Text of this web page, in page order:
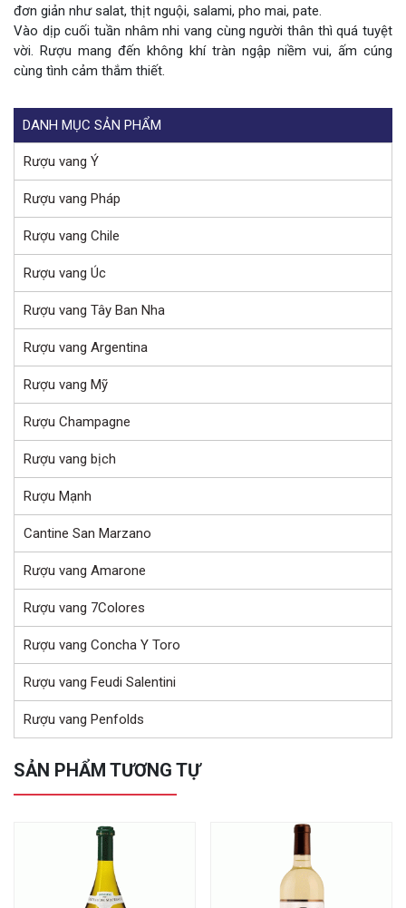
đơn giản như salat, thịt nguội, salami, pho mai, pate.
Vào dịp cuối tuần nhâm nhi vang cùng người thân thì quá tuyệt
vời. Rượu mang đến không khí tràn ngập niềm vui, ấm cúng
cùng tình cảm thắm thiết.
DANH MỤC SẢN PHẨM
Rượu vang Ý
Rượu vang Pháp
Rượu vang Chile
Rượu vang Úc
Rượu vang Tây Ban Nha
Rượu vang Argentina
Rượu vang Mỹ
Rượu Champagne
Rượu vang bịch
Rượu Mạnh
Cantine San Marzano
Rượu vang Amarone
Rượu vang 7Colores
Rượu vang Concha Y Toro
Rượu vang Feudi Salentini
Rượu vang Penfolds
SẢN PHẨM TƯƠNG TỰ